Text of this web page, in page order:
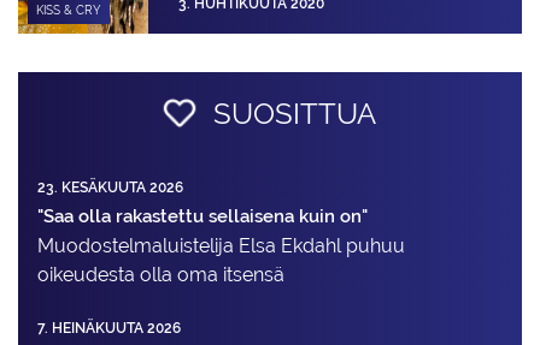
KISS & CRY 3. HUHTIKUUTA 2020
SUOSITTUA
23. KESÄKUUTA 2026
"Saa olla rakastettu sellaisena kuin on"
Muodostelma­luistelija Elsa Ekdahl puhuu
oikeudesta olla oma itsensä
7. HEINÄKUUTA 2026